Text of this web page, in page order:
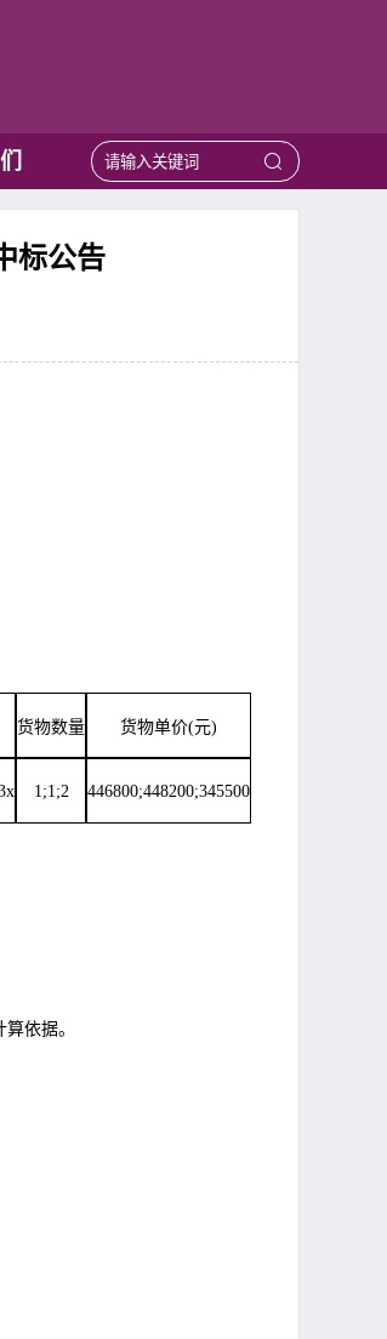
标公告
货物数量 货物单价(元)
1;1;2 446800;448200;345500
依据。